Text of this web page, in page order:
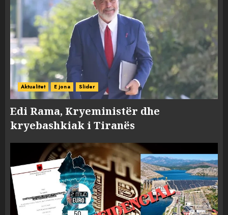
Aktualitet E jona Slider
Edi Rama, Kryeministër dhe
kryebashkiak i Tiranës